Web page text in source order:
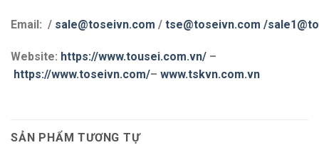
Email: / sale@toseivn.com / tse@toseivn.com /
Website: https://www.tousei.com.vn/ –
https://www.toseivn.com/– www.tskvn.com.vn
SẢN PHẨM TƯƠNG TỰ